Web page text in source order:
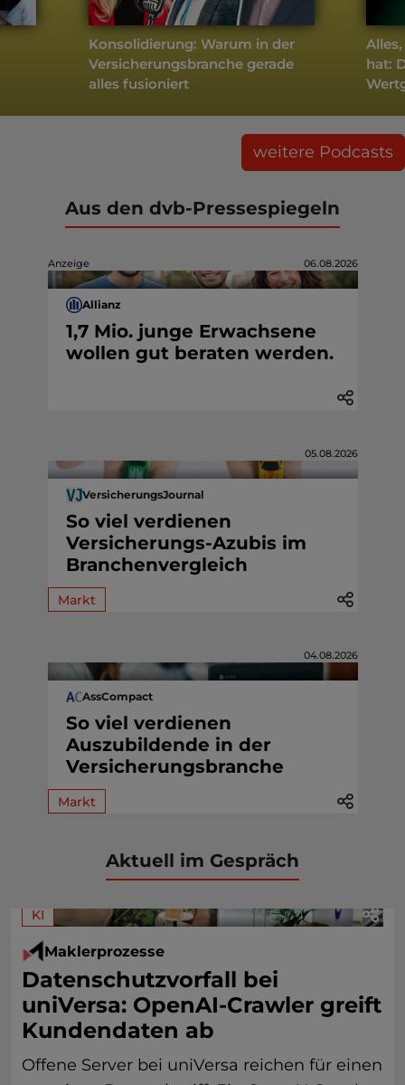
Konsolidierung: Warum in der
Versicherungsbranche gerade
alles fusioniert
hat:
weitere Podcasts
Aus den dvb-Pressespiegeln
Anzeige 06.08.2026
Allianz
1,7 Mio. junge Erwachsene
wollen gut beraten werden.
05.08.2026
VersicherungsJournal
So viel verdienen
Versicherungs-Azubis im
Branchenvergleich
Markt
04.08.2026
AssCompact
So viel verdienen
Auszubildende in der
Versicherungsbranche
Markt
Aktuell im Gespräch
KI
Maklerprozesse
Datenschutzvorfall bei
uniVersa: OpenAI-Crawler greift
Kundendaten ab
Offene Server bei uniVersa reichen für einen